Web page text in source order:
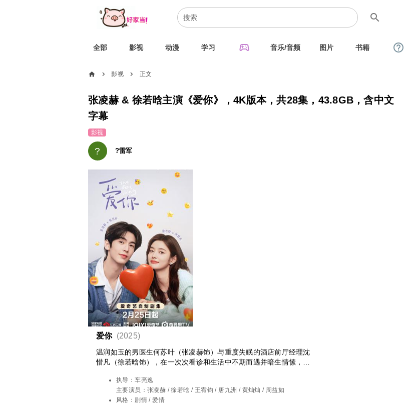
search
全部 影视 动漫 学习 sports_esports 音乐/音频 图片 书籍 help_outline
home chevron_right 影视 chevron_right 正文
张凌赫 & 徐若晗主演《爱你》，4K版本，共28集，43.8GB，含中文
字幕
影视
? ?雷军
爱你 (2025)
温润如玉的男医生何苏叶（张凌赫饰）与重度失眠的酒店前厅经理沈
惜凡（徐若晗饰），在一次次看诊和生活中不期而遇并暗生情愫，最
故事。剧集根据笙离的小说《爱你，是我做过最好的事》改编。
执导：车亮逸
主要演员： 张凌赫 / 徐若晗 / 王宥钧 / 唐九洲 / 黄灿灿 / 周益如
风格： 剧情 / 爱情